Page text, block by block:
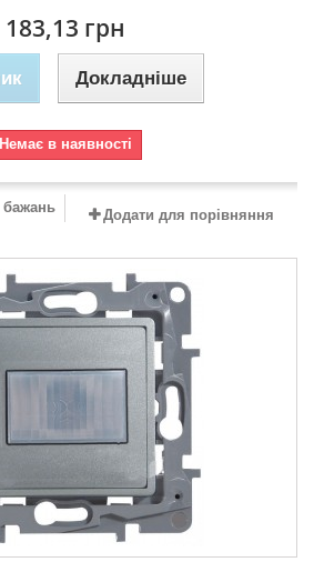
183,13 грн
Докладніше
Немає в наявності
бажань Додати для порівняння